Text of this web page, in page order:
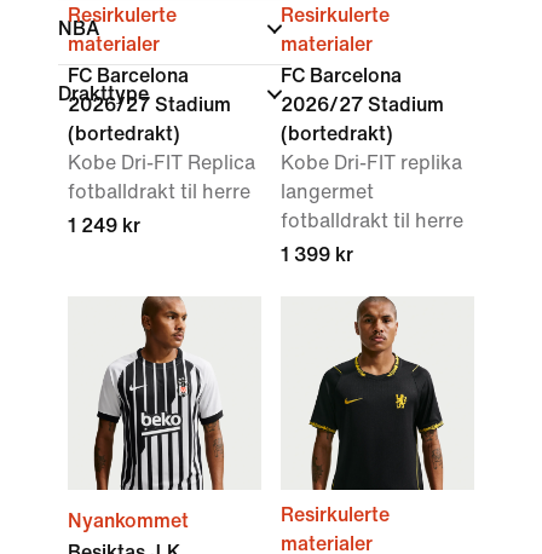
NBA
Drakttype
Resirkulerte
materialer
FC Barcelona
2026/27 Stadium
(bortedrakt)
Kobe Dri-FIT Replica
fotballdrakt til herre
1 249 kr
Resirkulerte
materialer
FC Barcelona
2026/27 Stadium
(bortedrakt)
Kobe Dri-FIT replika
langermet
fotballdrakt til herre
1 399 kr
Nyankommet
Resirkulerte
materialer